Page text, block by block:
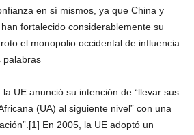
en sí mismos, ya que China y
fortalecido considerablemente su
el monopolio occidental de influencia.
palabras
UE anunció su intención de “llevar sus
(UA) al siguiente nivel” con una
En 2005, la UE adoptó un